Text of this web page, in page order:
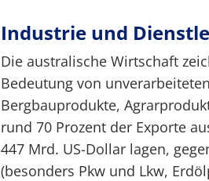
Industrie und
Die australische Wirtschaft
Bedeutung von
Bergbauprodukte,
rund 70 Prozent der Exporte
447 Mrd. US-Dollar lagen,
(besonders Pkw und Lkw,